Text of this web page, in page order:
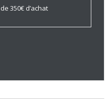
350€ d’achat